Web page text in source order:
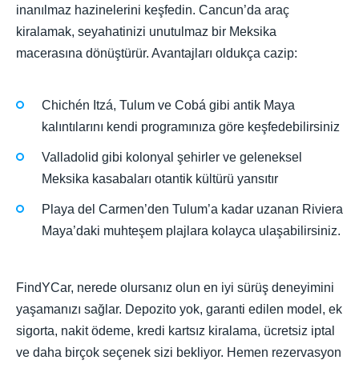
inanılmaz hazinelerini keşfedin. Cancun’da araç
kiralamak, seyahatinizi unutulmaz bir Meksika
macerasına dönüştürür. Avantajları oldukça cazip:
Chichén Itzá, Tulum ve Cobá gibi antik Maya
kalıntılarını kendi programınıza göre keşfedebilirsiniz
Valladolid gibi kolonyal şehirler ve geleneksel
Meksika kasabaları otantik kültürü yansıtır
Playa del Carmen’den Tulum’a kadar uzanan Riviera
Maya’daki muhteşem plajlara kolayca ulaşabilirsiniz.
FindYCar, nerede olursanız olun en iyi sürüş deneyimini
yaşamanızı sağlar. Depozito yok, garanti edilen model, ek
sigorta, nakit ödeme, kredi kartsız kiralama, ücretsiz iptal
ve daha birçok seçenek sizi bekliyor. Hemen rezervasyon